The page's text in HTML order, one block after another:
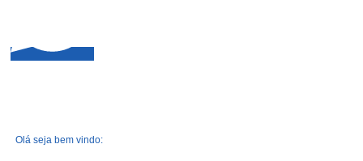
Olá seja bem vindo: